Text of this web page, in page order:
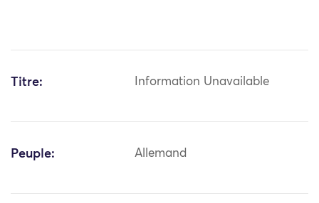
Titre: Information Unavailable
Peuple: Allemand